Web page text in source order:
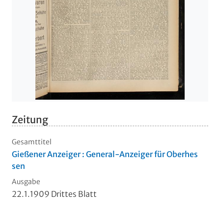
Zeitung
Gesamttitel
Gießener Anzeiger : General-Anzeiger für Oberhes
sen
Ausgabe
22.1.1909 Drittes Blatt